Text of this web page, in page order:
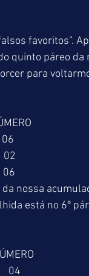
favoritos”.
páreo da
para
06
02
06
nossa
está no 6º
04